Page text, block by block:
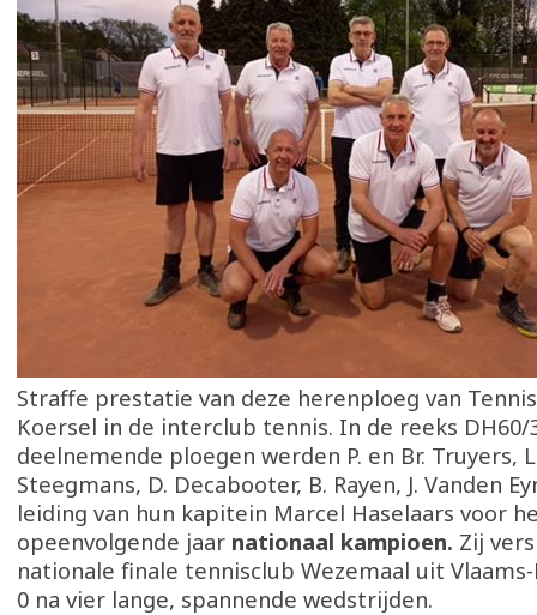
Straffe prestatie van deze herenploeg van
Koersel in de interclub tennis. In de reeks DH60/
deelnemende ploegen werden P. en Br. Truyers,
Steegmans, D. Decabooter, B. Rayen, J. Vanden
leiding van hun kapitein Marcel Haselaars voor
opeenvolgende jaar nationaal kampioen. Zij
nationale finale tennisclub Wezemaal uit
0 na vier lange, spannende wedstrijden.